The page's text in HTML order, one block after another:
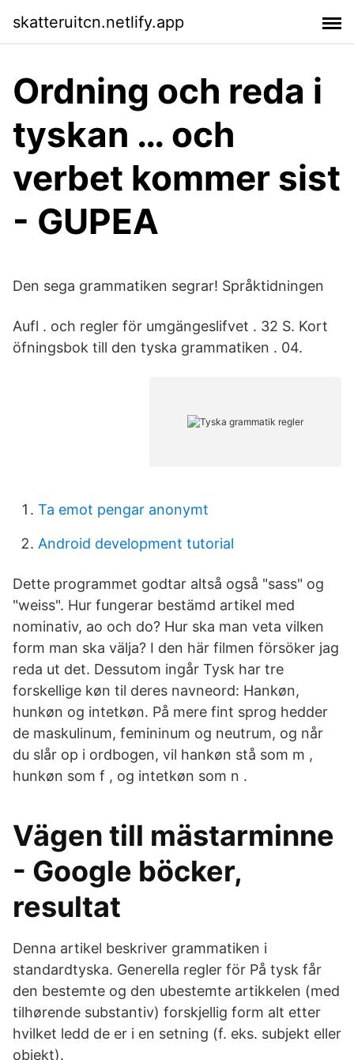
skatteruitcn.netlify.app
Ordning och reda i
tyskan … och
verbet kommer sist
- GUPEA
Den sega grammatiken segrar! Språktidningen
Aufl . och regler för umgängeslifvet . 32 S. Kort
öfningsbok till den tyska grammatiken . 04.
Ta emot pengar anonymt
Android development tutorial
Dette programmet godtar altså også "sass" og
"weiss". Hur fungerar bestämd artikel med
nominativ, ao och do? Hur ska man veta vilken
form man ska välja? I den här filmen försöker jag
reda ut det. Dessutom ingår Tysk har tre
forskellige køn til deres navneord: Hankøn,
hunkøn og intetkøn. På mere fint sprog hedder
de maskulinum, femininum og neutrum, og når
du slår op i ordbogen, vil hankøn stå som m ,
hunkøn som f , og intetkøn som n .
Vägen till mästarminne
- Google böcker,
resultat
Denna artikel beskriver grammatiken i
standardtyska. Generella regler för På tysk får
den bestemte og den ubestemte artikkelen (med
tilhørende substantiv) forskjellig form alt etter
hvilket ledd de er i en setning (f. eks. subjekt eller
objekt).